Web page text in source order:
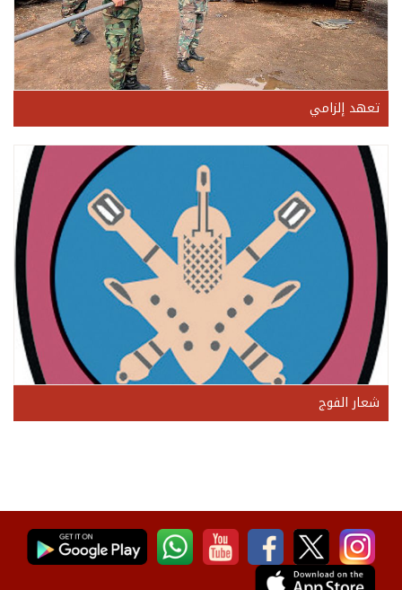
تعهد إلزامي
شعار الفوج